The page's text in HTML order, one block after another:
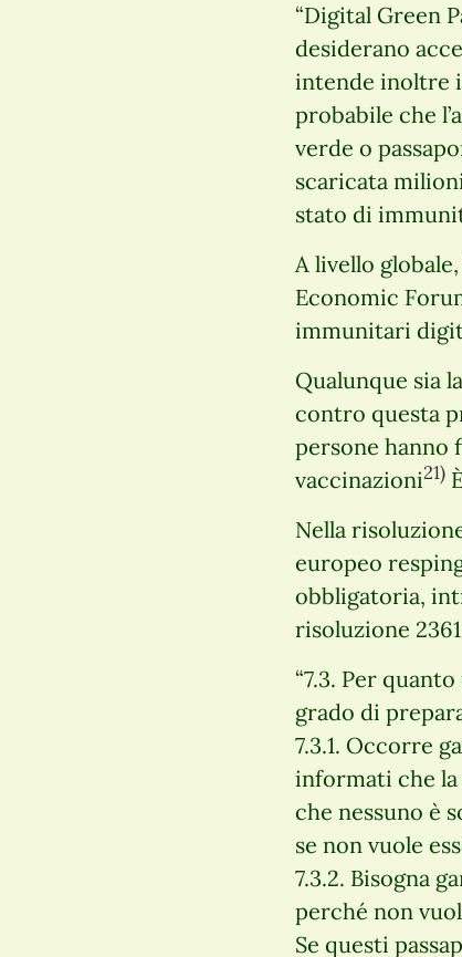
“Digital Green
desiderano
intende inoltre
probabile che
verde o
scaricata
stato di
A livello
Economic
immunitari
Qualunque sia
contro questa
persone hanno
vaccinazioni21)
Nella
europeo
obbligatoria,
risoluzione
“7.3. Per
grado di
7.3.1. Occorre
informati che la
che nessuno è
se non vuole
7.3.2. Bisogna
perché non
Se questi